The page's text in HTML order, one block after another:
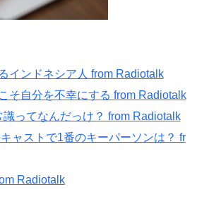
インドネシア人 from Radiotalk
そ自分を不幸にする from Radiotalk
ってなんだっけ？ from Radiotalk
ャストで1番のキーパーソンは？ fr
Radiotalk